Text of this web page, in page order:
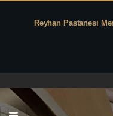
Reyhan Pastanesi